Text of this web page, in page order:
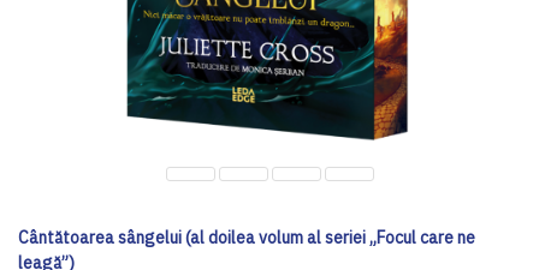
Cântătoarea sângelui (al doilea volum al seriei „Focul care ne
leagă”)